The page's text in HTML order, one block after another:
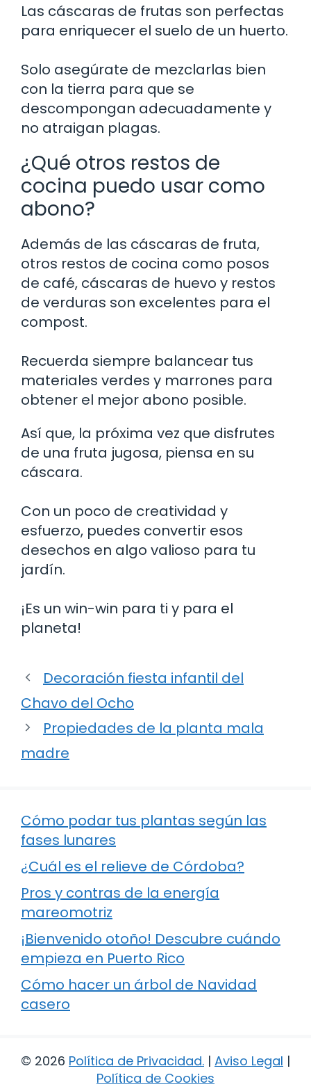
Las cáscaras de frutas son perfectas
para enriquecer el suelo de un huerto.
Solo asegúrate de mezclarlas bien
con la tierra para que se
descompongan adecuadamente y
no atraigan plagas.
¿Qué otros restos de
cocina puedo usar como
abono?
Además de las cáscaras de fruta,
otros restos de cocina como posos
de café, cáscaras de huevo y restos
de verduras son excelentes para el
compost.
Recuerda siempre balancear tus
materiales verdes y marrones para
obtener el mejor abono posible.
Así que, la próxima vez que disfrutes
de una fruta jugosa, piensa en su
cáscara.
Con un poco de creatividad y
esfuerzo, puedes convertir esos
desechos en algo valioso para tu
jardín.
¡Es un win-win para ti y para el
planeta!
Decoración fiesta infantil del
Chavo del Ocho
Propiedades de la planta mala
madre
Cómo podar tus plantas según las
fases lunares
¿Cuál es el relieve de Córdoba?
Pros y contras de la energía
mareomotriz
¡Bienvenido otoño! Descubre cuándo
empieza en Puerto Rico
Cómo hacer un árbol de Navidad
casero
© 2026 Política de Privacidad. | Aviso Legal |
Política de Cookies